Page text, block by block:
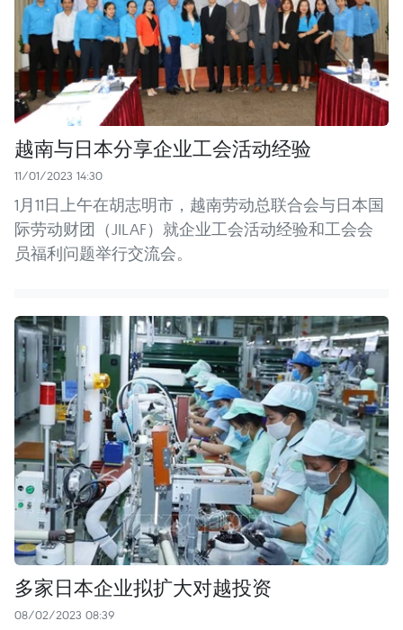
越南与日本分享企业工会活动经验
11/01/2023 14:30
1月11日上午在胡志明市，越南劳动总联合会与日本国
际劳动财团（JILAF）就企业工会活动经验和工会会
员福利问题举行交流会。
多家日本企业拟扩大对越投资
08/02/2023 08:39